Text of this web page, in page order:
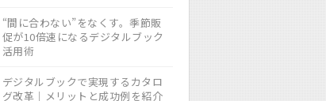
“間に合わない”をなくす。季節販
促が10倍速になるデジタルブック
活用術
デジタルブックで実現するカタロ
グ改革｜メリットと成功例を紹介